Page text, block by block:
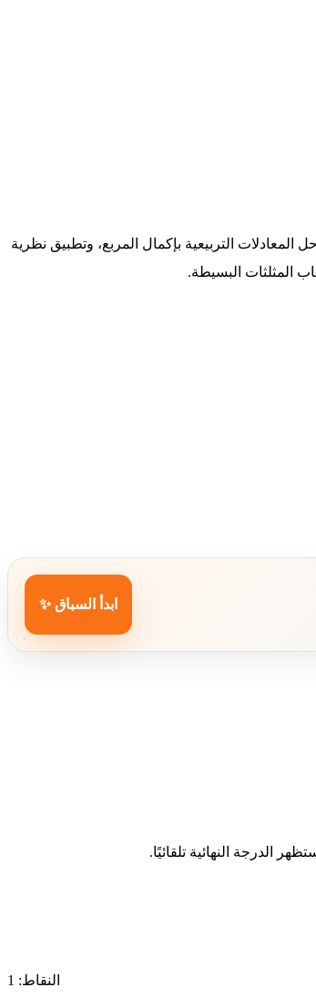
التربيعية بإكمال المربع، وتطبيق نظرية
المثلثات البسيطة.
ابدأ السباق ✨
الدرجة النهائية تلقائيًا.
النقاط: 1